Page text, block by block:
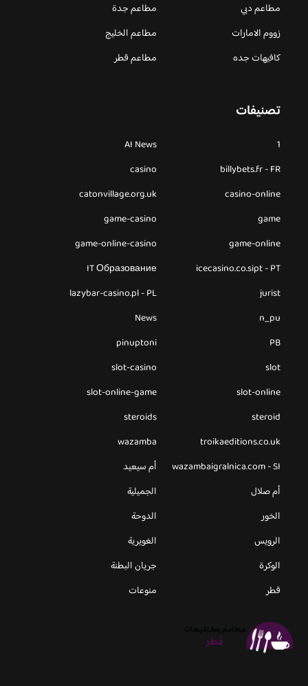
مطاعم دبي
مطاعم جدة
زووم الامارات
مطاعم الخليج
كافيهات جده
مطاعم قطر
تصنيفات
1
AI News
billybets.fr - FR
casino
casino-online
catonvillage.org.uk
game
game-casino
game-online
game-online-casino
icecasino.co.sipt - PT
IT Образование
jurist
lazybar-casino.pl - PL
n_pu
News
PB
pinuptoni
slot
slot-casino
slot-online
slot-online-game
steroid
steroids
troikaeditions.co.uk
wazamba
wazambaigralnica.com - SI
أم سيعيد
أم صلال
الجميلية
الخور
الدوحة
الرويس
الغويرية
الوكرة
جريان البطنة
قطر
منوعات